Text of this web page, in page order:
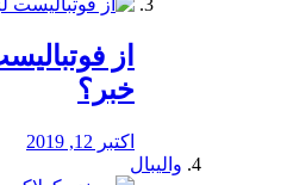
از
خبر؟
اکتبر 12, 2019
والیبال